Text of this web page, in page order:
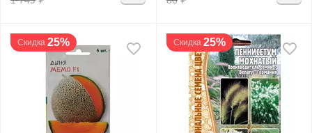
Скидка 25% Скидка 25%